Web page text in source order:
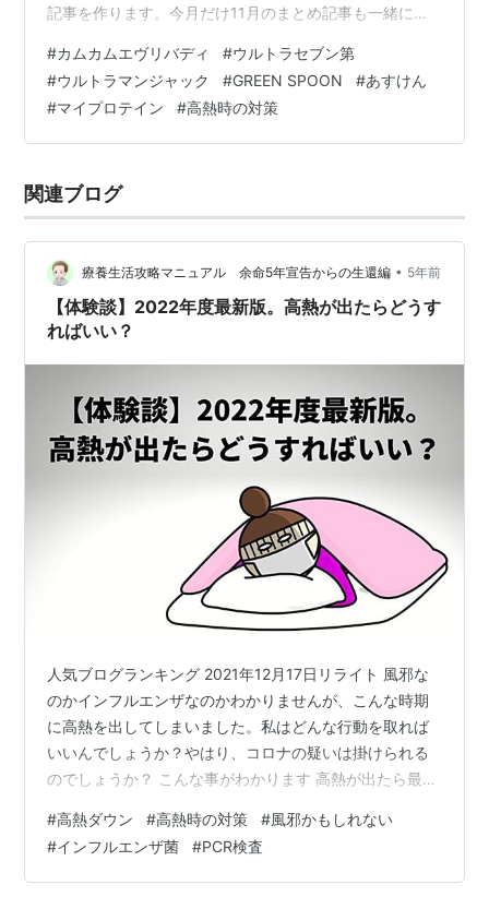
記事を作ります。今月だけ11月のまとめ記事も一緒にな
この記事でわかる事 11~12月のその他のまとめ記事 11～
12月のドラマ・特撮のまとめ記事 11～12月のダイエッ
ト・フィットネス系のまとめ記事 この記事を書いてる人
療養生活攻略マニュアルのスタイル 11月より、このブロ
ラマ…
#カムカムエヴリバディ #ウルトラセブン第
#ウルトラマンジャック #GREEN SPOON #あすけん
#マイプロテイン #高熱時の対策
関連ブログ
療養生活攻略マニュアル 余命5年宣告からの生還編 • 5年前
【体験談】2022年度最新版。高熱が出たらどうす
ればいい？
人気ブログランキング 2021年12月17日リライト 風邪な
のかインフルエンザなのかわかりませんが、こんな時期
に高熱を出してしまいました。私はどんな行動を取れば
いいんでしょうか？やはり、コロナの疑いは掛けられる
のでしょうか？ こんな事がわかります 高熱が出たら最初
こんな人に向けて書いてます。 この項目に一つでも当て
はまるところがあれば、記事を読む価値ありです。 更
に、落田さんの誕生秘話はこちらから読めます。
#高熱ダウン #高熱時の対策 #風邪かもしれない
#インフルエンザ菌 #PCR検査